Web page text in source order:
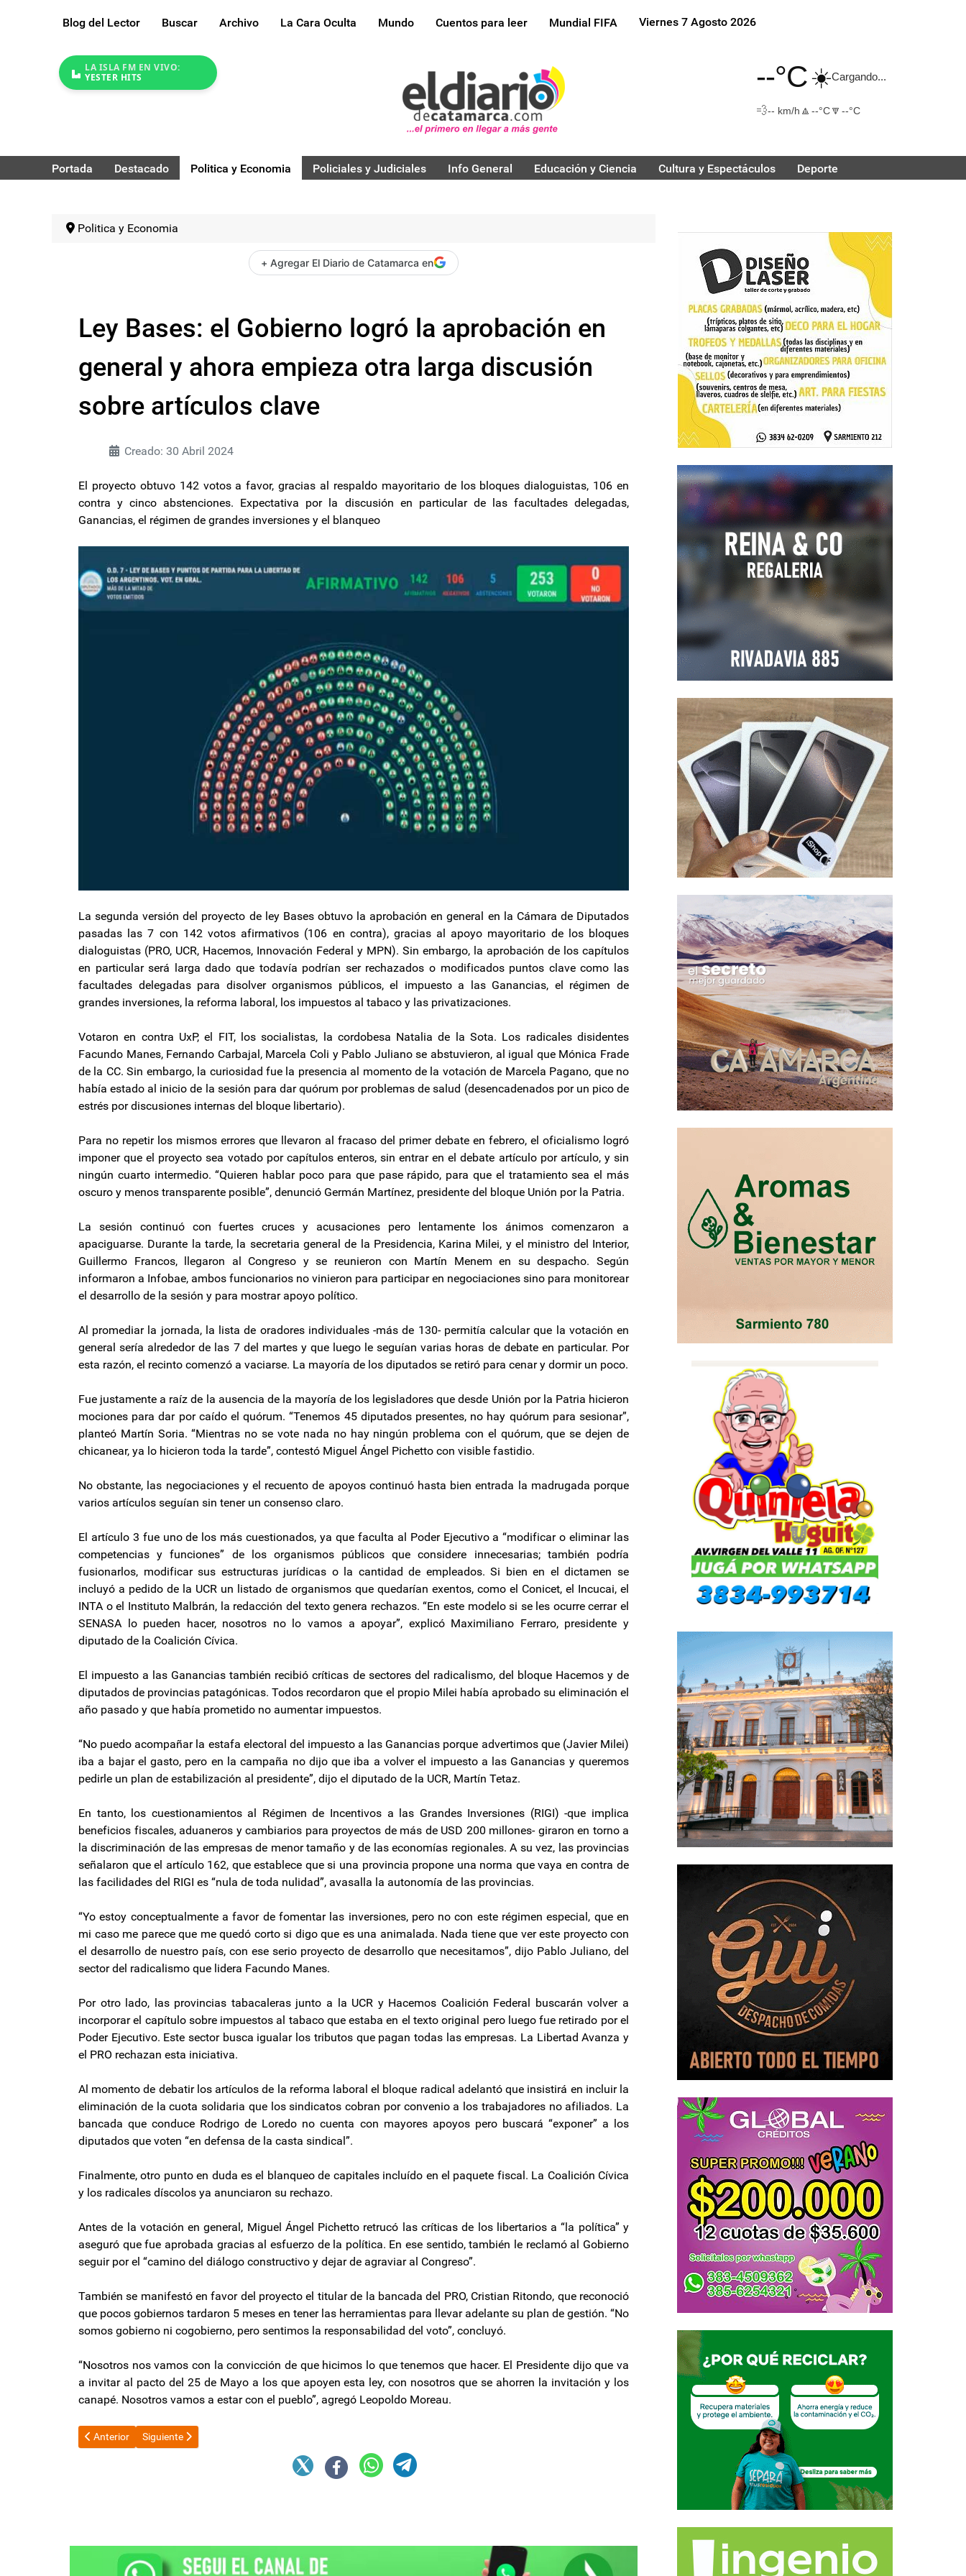
Blog del Lector Buscar Archivo La Cara Oculta Mundo Cuentos para leer Mundial FIFA Viernes 7 Agosto 2026
LA ISLA FM EN VIVO:
YESTER HITS
--°C☀️Cargando...
💨-- km/h 🔼 --°C🔽 --°C
Portada Destacado Politica y Economia Policiales y Judiciales Info General Educación y Ciencia Cultura y Espectáculos Deporte
Politica y Economia
+ Agregar El Diario de Catamarca en
Ley Bases: el Gobierno logró la aprobación en
general y ahora empieza otra larga discusión
sobre artículos clave
Creado: 30 Abril 2024
El proyecto obtuvo 142 votos a favor, gracias al respaldo mayoritario de los bloques dialoguistas, 106 en
contra y cinco abstenciones. Expectativa por la discusión en particular de las facultades delegadas,
Ganancias, el régimen de grandes inversiones y el blanqueo
La segunda versión del proyecto de ley Bases obtuvo la aprobación en general en la Cámara de Diputados
pasadas las 7 con 142 votos afirmativos (106 en contra), gracias al apoyo mayoritario de los bloques
dialoguistas (PRO, UCR, Hacemos, Innovación Federal y MPN). Sin embargo, la aprobación de los capítulos
en particular será larga dado que todavía podrían ser rechazados o modificados puntos clave como las
facultades delegadas para disolver organismos públicos, el impuesto a las Ganancias, el régimen de
grandes inversiones, la reforma laboral, los impuestos al tabaco y las privatizaciones.
Votaron en contra UxP, el FIT, los socialistas, la cordobesa Natalia de la Sota. Los radicales disidentes
Facundo Manes, Fernando Carbajal, Marcela Coli y Pablo Juliano se abstuvieron, al igual que Mónica Frade
de la CC. Sin embargo, la curiosidad fue la presencia al momento de la votación de Marcela Pagano, que no
había estado al inicio de la sesión para dar quórum por problemas de salud (desencadenados por un pico de
estrés por discusiones internas del bloque libertario).
Para no repetir los mismos errores que llevaron al fracaso del primer debate en febrero, el oficialismo logró
imponer que el proyecto sea votado por capítulos enteros, sin entrar en el debate artículo por artículo, y sin
ningún cuarto intermedio. “Quieren hablar poco para que pase rápido, para que el tratamiento sea el más
oscuro y menos transparente posible”, denunció Germán Martínez, presidente del bloque Unión por la Patria.
La sesión continuó con fuertes cruces y acusaciones pero lentamente los ánimos comenzaron a
apaciguarse. Durante la tarde, la secretaria general de la Presidencia, Karina Milei, y el ministro del Interior,
Guillermo Francos, llegaron al Congreso y se reunieron con Martín Menem en su despacho. Según
informaron a Infobae, ambos funcionarios no vinieron para participar en negociaciones sino para monitorear
el desarrollo de la sesión y para mostrar apoyo político.
Al promediar la jornada, la lista de oradores individuales -más de 130- permitía calcular que la votación en
general sería alrededor de las 7 del martes y que luego le seguían varias horas de debate en particular. Por
esta razón, el recinto comenzó a vaciarse. La mayoría de los diputados se retiró para cenar y dormir un poco.
Fue justamente a raíz de la ausencia de la mayoría de los legisladores que desde Unión por la Patria hicieron
mociones para dar por caído el quórum. “Tenemos 45 diputados presentes, no hay quórum para sesionar”,
planteó Martín Soria. “Mientras no se vote nada no hay ningún problema con el quórum, que se dejen de
chicanear, ya lo hicieron toda la tarde”, contestó Miguel Ángel Pichetto con visible fastidio.
No obstante, las negociaciones y el recuento de apoyos continuó hasta bien entrada la madrugada porque
varios artículos seguían sin tener un consenso claro.
El artículo 3 fue uno de los más cuestionados, ya que faculta al Poder Ejecutivo a “modificar o eliminar las
competencias y funciones” de los organismos públicos que considere innecesarias; también podría
fusionarlos, modificar sus estructuras jurídicas o la cantidad de empleados. Si bien en el dictamen se
incluyó a pedido de la UCR un listado de organismos que quedarían exentos, como el Conicet, el Incucai, el
INTA o el Instituto Malbrán, la redacción del texto genera rechazos. “En este modelo si se les ocurre cerrar el
SENASA lo pueden hacer, nosotros no lo vamos a apoyar”, explicó Maximiliano Ferraro, presidente y
diputado de la Coalición Cívica.
El impuesto a las Ganancias también recibió críticas de sectores del radicalismo, del bloque Hacemos y de
diputados de provincias patagónicas. Todos recordaron que el propio Milei había aprobado su eliminación el
año pasado y que había prometido no aumentar impuestos.
“No puedo acompañar la estafa electoral del impuesto a las Ganancias porque advertimos que (Javier Milei)
iba a bajar el gasto, pero en la campaña no dijo que iba a volver el impuesto a las Ganancias y queremos
pedirle un plan de estabilización al presidente”, dijo el diputado de la UCR, Martín Tetaz.
En tanto, los cuestionamientos al Régimen de Incentivos a las Grandes Inversiones (RIGI) -que implica
beneficios fiscales, aduaneros y cambiarios para proyectos de más de USD 200 millones- giraron en torno a
la discriminación de las empresas de menor tamaño y de las economías regionales. A su vez, las provincias
señalaron que el artículo 162, que establece que si una provincia propone una norma que vaya en contra de
las facilidades del RIGI es “nula de toda nulidad”, avasalla la autonomía de las provincias.
“Yo estoy conceptualmente a favor de fomentar las inversiones, pero no con este régimen especial, que en
mi caso me parece que me quedó corto si digo que es una animalada. Nada tiene que ver este proyecto con
el desarrollo de nuestro país, con ese serio proyecto de desarrollo que necesitamos”, dijo Pablo Juliano, del
sector del radicalismo que lidera Facundo Manes.
Por otro lado, las provincias tabacaleras junto a la UCR y Hacemos Coalición Federal buscarán volver a
incorporar el capítulo sobre impuestos al tabaco que estaba en el texto original pero luego fue retirado por el
Poder Ejecutivo. Este sector busca igualar los tributos que pagan todas las empresas. La Libertad Avanza y
el PRO rechazan esta iniciativa.
Al momento de debatir los artículos de la reforma laboral el bloque radical adelantó que insistirá en incluir la
eliminación de la cuota solidaria que los sindicatos cobran por convenio a los trabajadores no afiliados. La
bancada que conduce Rodrigo de Loredo no cuenta con mayores apoyos pero buscará “exponer” a los
diputados que voten “en defensa de la casta sindical”.
Finalmente, otro punto en duda es el blanqueo de capitales incluído en el paquete fiscal. La Coalición Cívica
y los radicales díscolos ya anunciaron su rechazo.
Antes de la votación en general, Miguel Ángel Pichetto retrucó las críticas de los libertarios a “la política” y
aseguró que fue aprobada gracias al esfuerzo de la política. En ese sentido, también le reclamó al Gobierno
seguir por el “camino del diálogo constructivo y dejar de agraviar al Congreso”.
También se manifestó en favor del proyecto el titular de la bancada del PRO, Cristian Ritondo, que reconoció
que pocos gobiernos tardaron 5 meses en tener las herramientas para llevar adelante su plan de gestión. “No
somos gobierno ni cogobierno, pero sentimos la responsabilidad del voto”, concluyó.
“Nosotros nos vamos con la convicción de que hicimos lo que tenemos que hacer. El Presidente dijo que va
a invitar al pacto del 25 de Mayo a los que apoyen esta ley, con nosotros que se ahorren la invitación y los
canapé. Nosotros vamos a estar con el pueblo”, agregó Leopoldo Moreau.
Artículo anterior: Anuncian paro de transporte aéreo, terrestre y marítimo para el 6 de mayo
Anterior Artículo siguiente: A qué edad podrán jubilarse hombres y mujeres si se aprueba la Ley Bases en el Congreso
Siguiente